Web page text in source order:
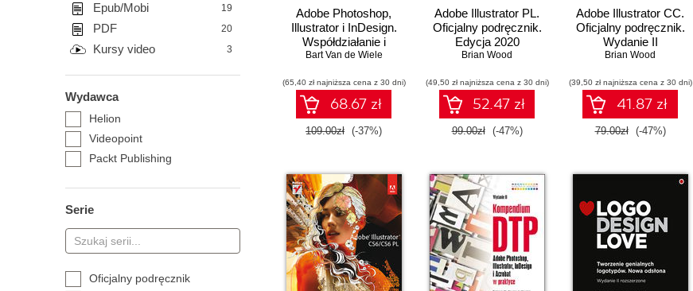
Epub/Mobi 19
PDF 20
Kursy video 3
Wydawca
Helion
Videopoint
Packt Publishing
Serie
Oficjalny podręcznik
Adobe Photoshop,
Illustrator i InDesign.
Współdziałanie i
przepływ pracy.
Bart Van de Wiele
(65,40 zł najniższa cena z 30 dni)
68.67 zł
109.00zł (-37%)
Adobe Illustrator PL.
Oficjalny podręcznik.
Edycja 2020
Brian Wood
(49,50 zł najniższa cena z 30 dni)
52.47 zł
99.00zł (-47%)
Adobe Illustrator CC.
Oficjalny podręcznik.
Wydanie II
Brian Wood
(39,50 zł najniższa cena z 30 dni)
41.87 zł
79.00zł (-47%)